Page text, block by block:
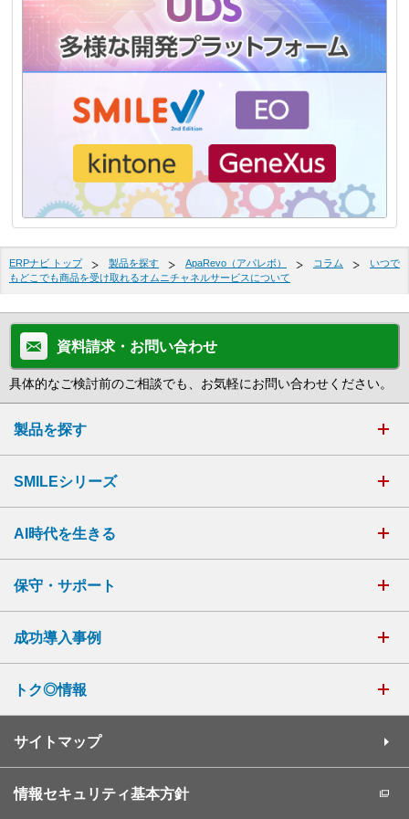
ERPナビ トップ 製品を探す ApaRevo（アパレボ） コラム
いつで
もどこでも商品を受け取れるオムニチャネルサービスについて
資料請求・お問い合わせ
具体的なご検討前のご相談でも、お気軽にお問い合わせください。
製品を探す
SMILEシリーズ
AI時代を生きる
保守・サポート
成功導入事例
トク◎情報
サイトマップ
情報セキュリティ基本方針